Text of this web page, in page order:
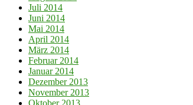
Juli 2014
Juni 2014
Mai 2014
April 2014
März 2014
Februar 2014
Januar 2014
Dezember 2013
November 2013
Oktober 2013